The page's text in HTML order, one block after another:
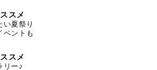
スメ
い夏祭り
ベントも
スメ
リー♪